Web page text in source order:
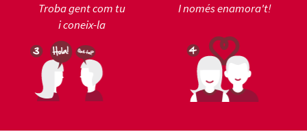
Troba gent com tu
i coneix-la
I només enamora't!